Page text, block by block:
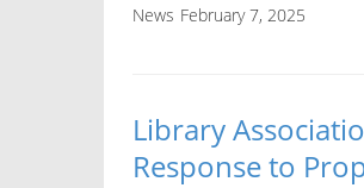
News February 7, 2025
Library
Response to